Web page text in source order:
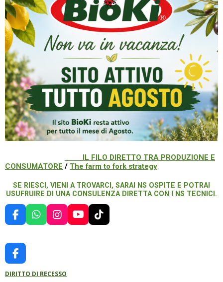
IL FILO DIRETTO TRA PRODUZIONE E
CONSUMATORE / The farm to fork strategy
SE RIESCI, VIENI A TROVARCI, SARAI NS OSPITE E POTRAI
USUFRUIRE DI UNA CONSULENZA DIRETTA CON I NS TECNICI.
F
A
E
B
O
O
W
H
P
I
N
R
Y
O
T
I
F
A
C
DIRITTO DI RECESSO